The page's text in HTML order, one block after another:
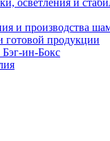
осветления и
и производства
готовой продукции
ин-Бокс